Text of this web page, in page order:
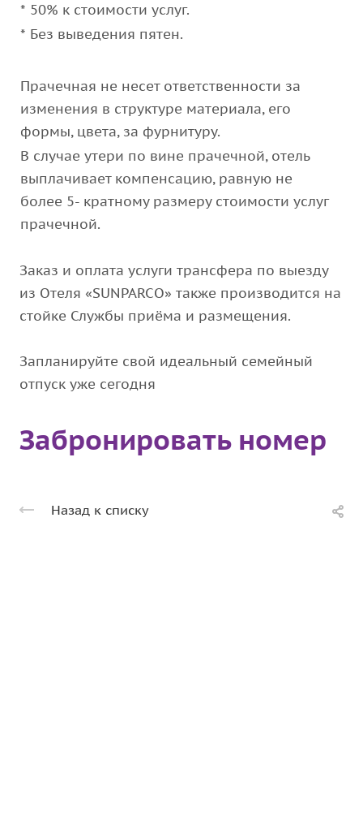
* 50% к стоимости услуг.
* Без выведения пятен.
Прачечная не несет ответственности за
изменения в структуре материала, его
формы, цвета, за фурнитуру.
В случае утери по вине прачечной, отель
выплачивает компенсацию, равную не
более 5- кратному размеру стоимости услуг
прачечной.
Заказ и оплата услуги трансфера по выезду
из Отеля «SUNPARCO» также производится на
стойке Службы приёма и размещения.
Запланируйте свой идеальный семейный
отпуск уже сегодня
Забронировать номер
Назад к списку